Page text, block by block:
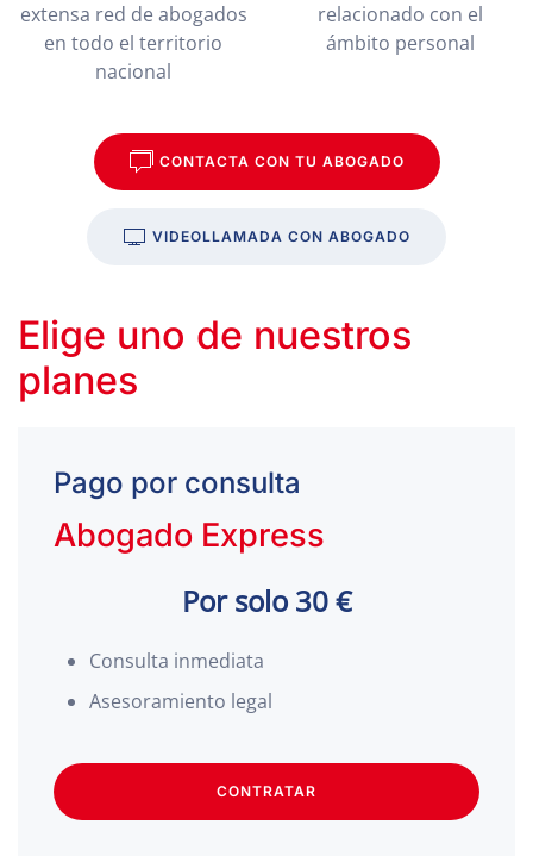
extensa red de abogados
en todo el territorio
nacional
relacionado con el
ámbito personal
CONTACTA CON TU ABOGADO
VIDEOLLAMADA CON ABOGADO
Elige uno de nuestros
planes
Pago por consulta
Abogado Express
Por solo 30 €
Consulta inmediata
Asesoramiento legal
CONTRATAR